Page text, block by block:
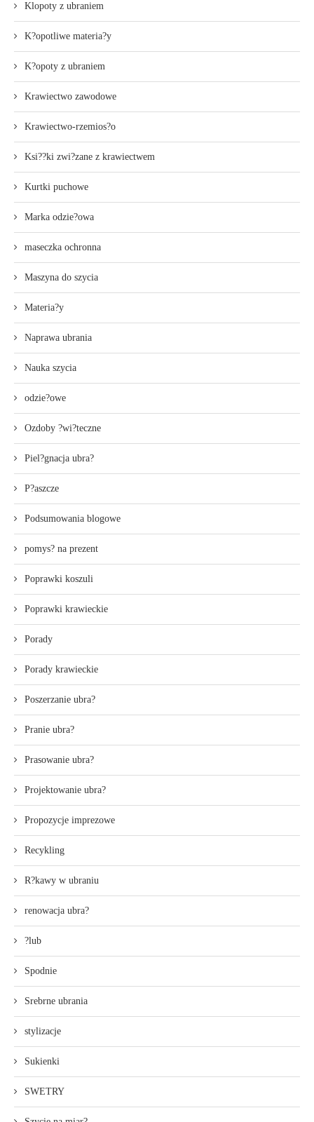
Klopoty z ubraniem
K?opotliwe materia?y
K?opoty z ubraniem
Krawiectwo zawodowe
Krawiectwo-rzemios?o
Ksi??ki zwi?zane z krawiectwem
Kurtki puchowe
Marka odzie?owa
maseczka ochronna
Maszyna do szycia
Materia?y
Naprawa ubrania
Nauka szycia
odzie?owe
Ozdoby ?wi?teczne
Piel?gnacja ubra?
P?aszcze
Podsumowania blogowe
pomys? na prezent
Poprawki koszuli
Poprawki krawieckie
Porady
Porady krawieckie
Poszerzanie ubra?
Pranie ubra?
Prasowanie ubra?
Projektowanie ubra?
Propozycje imprezowe
Recykling
R?kawy w ubraniu
renowacja ubra?
?lub
Spodnie
Srebrne ubrania
stylizacje
Sukienki
SWETRY